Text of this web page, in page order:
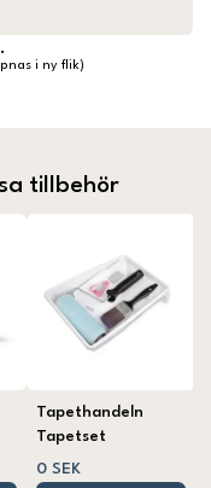
i ny flik)
tillbehör
Tapethandeln
Tapetset
0 SEK